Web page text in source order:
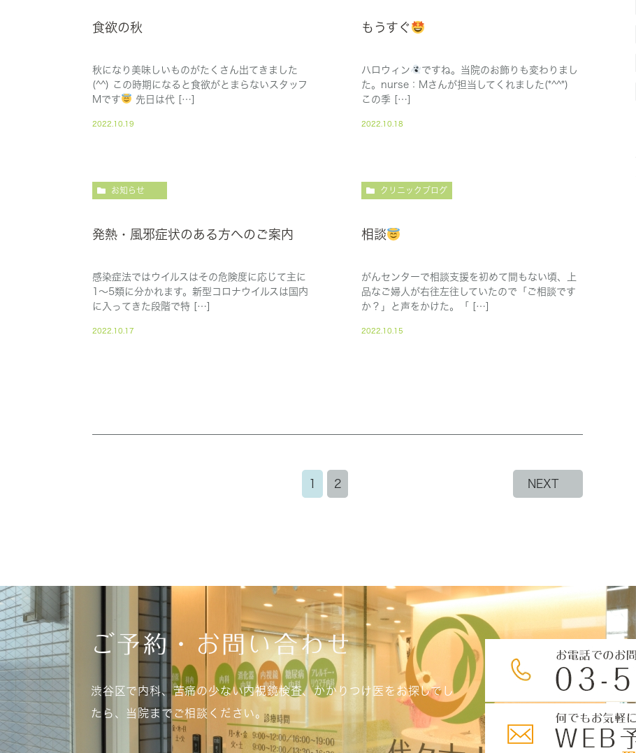
食欲の秋
秋になり美味しいものがたくさん出てきました
(^^) この時期になると食欲がとまらないスタッフ
Mです
先日は代 […]
2022.10.19
もうすぐ
ハロウィン
ですね。当院のお飾りも変わりまし
た。nurse：Mさんが担当してくれました(*^^*)
この季 […]
2022.10.18
お知らせ
発熱・風邪症状のある方へのご案内
感染症法ではウイルスはその危険度に応じて主に
1〜5類に分かれます。新型コロナウイルスは国内
に入ってきた段階で特 […]
2022.10.17
クリニックブログ
相談
がんセンターで相談支援を初めて間もない頃、上
品なご婦人が右往左往していたので「ご相談です
か？」と声をかけた。「 […]
2022.10.15
1 2 NEXT
ご予約・お問い合わせ
渋谷区で内科、苦痛の少ない内視鏡検査、かかりつけ医をお探しでし
たら、当院までご相談ください。